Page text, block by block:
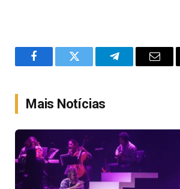
FacebookTwitter TelegramEmail
Mais Notícias